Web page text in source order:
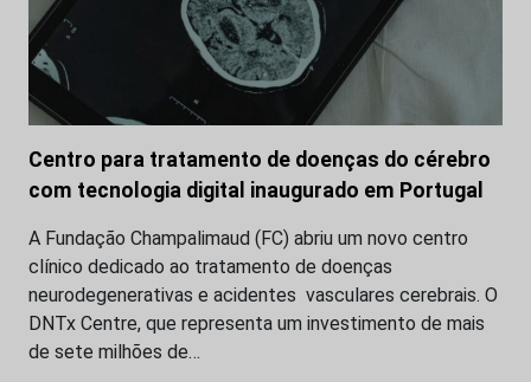
Centro para tratamento de doenças do cérebro
com tecnologia digital inaugurado em Portugal
A Fundação Champalimaud (FC) abriu um novo centro
clínico dedicado ao tratamento de doenças
neurodegenerativas e acidentes vasculares cerebrais. O
DNTx Centre, que representa um investimento de mais
de sete milhões de…